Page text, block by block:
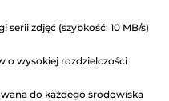
serii zdjęć (szybkość: 10 MB/s)
o wysokiej rozdzielczości
do każdego środowiska